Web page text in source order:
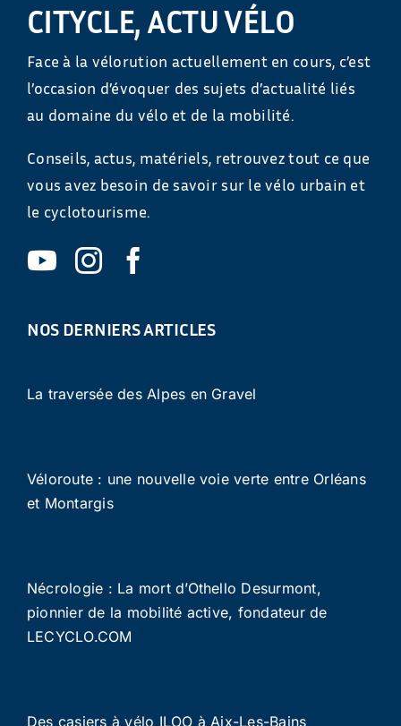
CITYCLE, ACTU VÉLO
Face à la vélorution actuellement en cours, c’est
l’occasion d’évoquer des sujets d’actualité liés
au domaine du vélo et de la mobilité.
Conseils, actus, matériels, retrouvez tout ce que
vous avez besoin de savoir sur le vélo urbain et
le cyclotourisme.
NOS DERNIERS ARTICLES
La traversée des Alpes en Gravel
Véloroute : une nouvelle voie verte entre Orléans
et Montargis
Nécrologie : La mort d’Othello Desurmont,
pionnier de la mobilité active, fondateur de
LECYCLO.COM
Des casiers à vélo ILOO à Aix-Les-Bains